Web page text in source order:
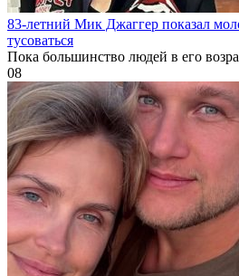
83-летний Мик Джаггер показал
тусоваться
Пока большинство людей в его
08